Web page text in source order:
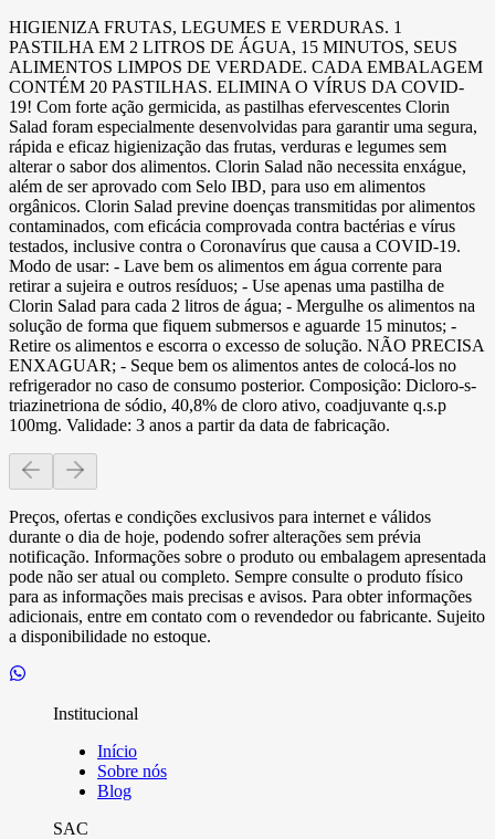
HIGIENIZA FRUTAS, LEGUMES E VERDURAS. 1
PASTILHA EM 2 LITROS DE ÁGUA, 15 MINUTOS, SEUS
ALIMENTOS LIMPOS DE VERDADE. CADA EMBALAGEM
CONTÉM 20 PASTILHAS. ELIMINA O VÍRUS DA COVID-
19! Com forte ação germicida, as pastilhas efervescentes Clorin
Salad foram especialmente desenvolvidas para garantir uma segura,
rápida e eficaz higienização das frutas, verduras e legumes sem
alterar o sabor dos alimentos. Clorin Salad não necessita enxágue,
além de ser aprovado com Selo IBD, para uso em alimentos
orgânicos. Clorin Salad previne doenças transmitidas por alimentos
contaminados, com eficácia comprovada contra bactérias e vírus
testados, inclusive contra o Coronavírus que causa a COVID-19.
Modo de usar: - Lave bem os alimentos em água corrente para
retirar a sujeira e outros resíduos; - Use apenas uma pastilha de
Clorin Salad para cada 2 litros de água; - Mergulhe os alimentos na
solução de forma que fiquem submersos e aguarde 15 minutos; -
Retire os alimentos e escorra o excesso de solução. NÃO PRECISA
ENXAGUAR; - Seque bem os alimentos antes de colocá-los no
refrigerador no caso de consumo posterior. Composição: Dicloro-s-
triazinetriona de sódio, 40,8% de cloro ativo, coadjuvante q.s.p
100mg. Validade: 3 anos a partir da data de fabricação.
Preços, ofertas e condições exclusivos para internet e válidos
durante o dia de hoje, podendo sofrer alterações sem prévia
notificação. Informações sobre o produto ou embalagem apresentada
pode não ser atual ou completo. Sempre consulte o produto físico
para as informações mais precisas e avisos. Para obter informações
adicionais, entre em contato com o revendedor ou fabricante. Sujeito
a disponibilidade no estoque.
Institucional
Início
Sobre nós
Blog
SAC